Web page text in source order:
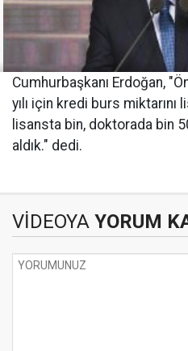
Cumhurbaşkanı Erdoğan,
yılı için kredi burs
lisansta bin, doktorada bin
aldık." dedi.
VİDEOYA YORUM